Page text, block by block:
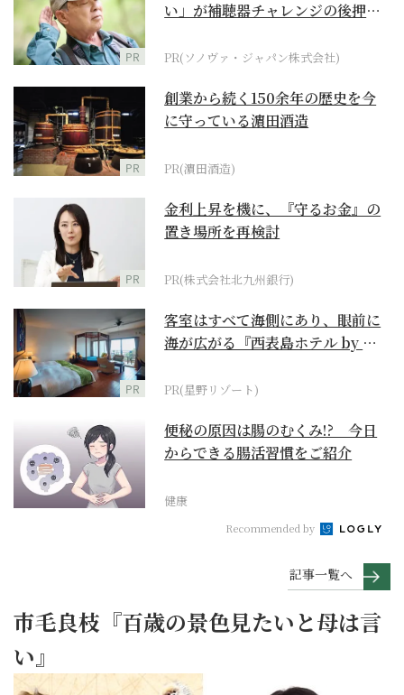
PR
い」が補聴器チャレンジの後押し
PR(ソノヴァ・ジャパン株式会社)
PR
創業から続く150余年の歴史を今
に守っている濵田酒造
PR(濵田酒造)
PR
金利上昇を機に、『守るお金』の
置き場所を再検討
PR(株式会社北九州銀行)
PR
客室はすべて海側にあり、眼前に
海が広がる『西表島ホテル by 星
PR(星野リゾート)
便秘の原因は腸のむくみ!? 今日
からできる腸活習慣をご紹介
健康
Recommended by
記事一覧へ
市毛良枝『百歳の景色見たいと母は言
い』